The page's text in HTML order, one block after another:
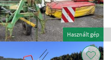
Használt gép